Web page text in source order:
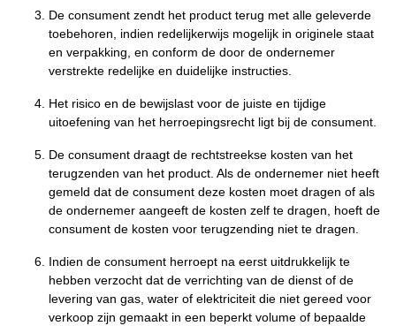
De consument zendt het product terug met alle geleverde
toebehoren, indien redelijkerwijs mogelijk in originele staat
en verpakking, en conform de door de ondernemer
verstrekte redelijke en duidelijke instructies.
Het risico en de bewijslast voor de juiste en tijdige
uitoefening van het herroepingsrecht ligt bij de consument.
De consument draagt de rechtstreekse kosten van het
terugzenden van het product. Als de ondernemer niet heeft
gemeld dat de consument deze kosten moet dragen of als
de ondernemer aangeeft de kosten zelf te dragen, hoeft de
consument de kosten voor terugzending niet te dragen.
Indien de consument herroept na eerst uitdrukkelijk te
hebben verzocht dat de verrichting van de dienst of de
levering van gas, water of elektriciteit die niet gereed voor
verkoop zijn gemaakt in een beperkt volume of bepaalde